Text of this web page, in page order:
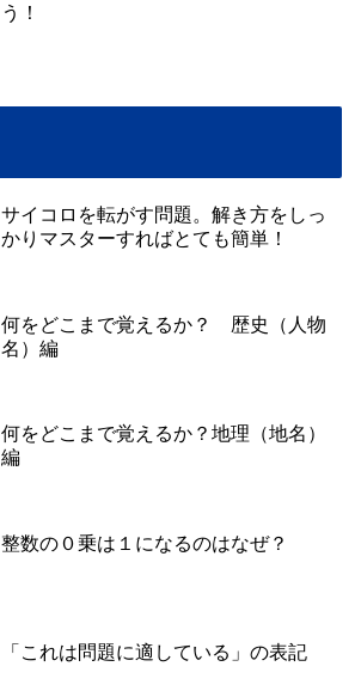
う！
サイコロを転がす問題。解き方をしっ
かりマスターすればとても簡単！
何をどこまで覚えるか？ 歴史（人物
名）編
何をどこまで覚えるか？地理（地名）
編
整数の０乗は１になるのはなぜ？
「これは問題に適している」の表記